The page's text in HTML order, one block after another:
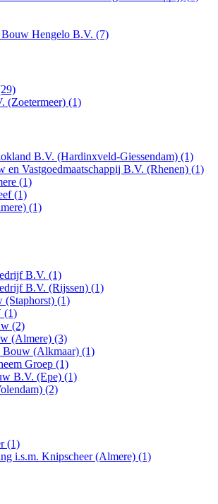
Bouw Hengelo B.V. (7)
(Zoetermeer) (1)
B.V. (Hardinxveld-Giessendam) (1)
en Vastgoedmaatschappij B.V. (Rhenen) (1)
(1)
(1)
(1)
B.V. (1)
B.V. (Rijssen) (1)
(Staphorst) (1)
(1)
(2)
(Almere) (3)
Bouw (Alkmaar) (1)
Groep (1)
B.V. (Epe) (1)
(2)
(1)
i.s.m. Knipscheer (Almere) (1)